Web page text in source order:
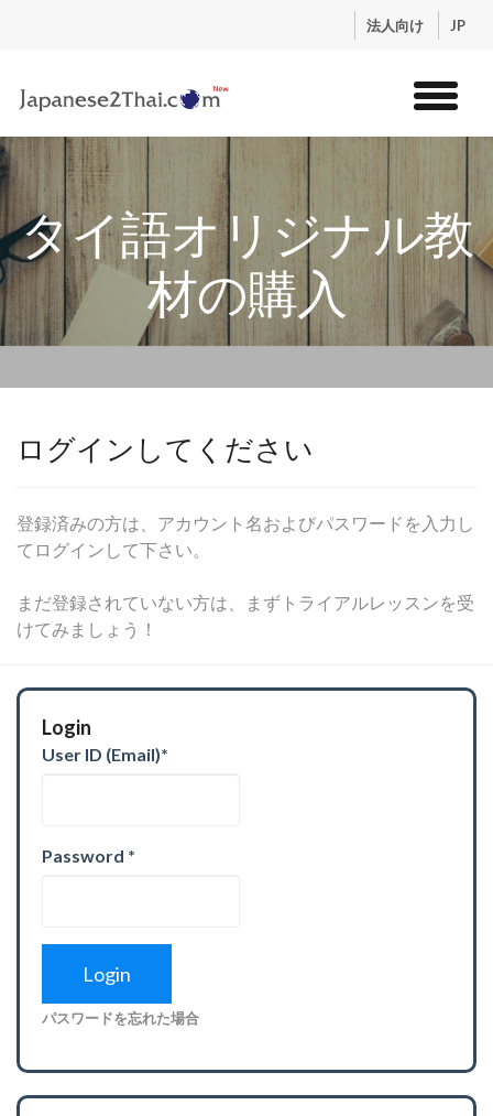
法人向け JP
トップ
サービス
コンテンツ
講師紹介
料金
お申込流れ
タイ語オリジナル教
材の購入
ログインしてください
登録済みの方は、アカウント名およびパスワードを入力し
てログインして下さい。
まだ登録されていない方は、まずトライアルレッスンを受
けてみましょう！
Login
User ID (Email)*
Password *
パスワードを忘れた場合